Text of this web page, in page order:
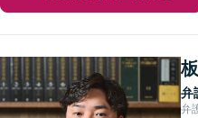
弁
弁